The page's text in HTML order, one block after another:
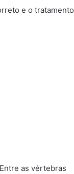
e o tratamento
as vértebras